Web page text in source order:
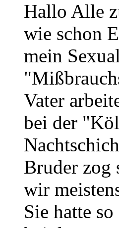
Hallo Alle
wie schon
mein
Vater
bei der
Bruder zog
wir
Sie hatte